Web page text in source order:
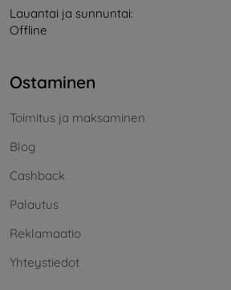
Lauantai ja sunnuntai:
Offline
Ostaminen
Toimitus ja maksaminen
Blog
Cashback
Palautus
Reklamaatio
Yhteystiedot